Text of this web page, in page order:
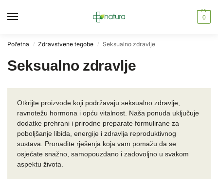
0
Početna / Zdravstvene tegobe / Seksualno zdravlje
Seksualno zdravlje
Otkrijte proizvode koji podržavaju seksualno zdravlje,
ravnotežu hormona i opću vitalnost. Naša ponuda uključuje
dodatke prehrani i prirodne preparate formulirane za
poboljšanje libida, energije i zdravlja reproduktivnog
sustava. Pronađite rješenja koja vam pomažu da se
osjećate snažno, samopouzdano i zadovoljno u svakom
aspektu života.